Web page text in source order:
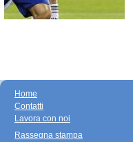
Home
Contatti
Lavora con noi
Rassegna stampa